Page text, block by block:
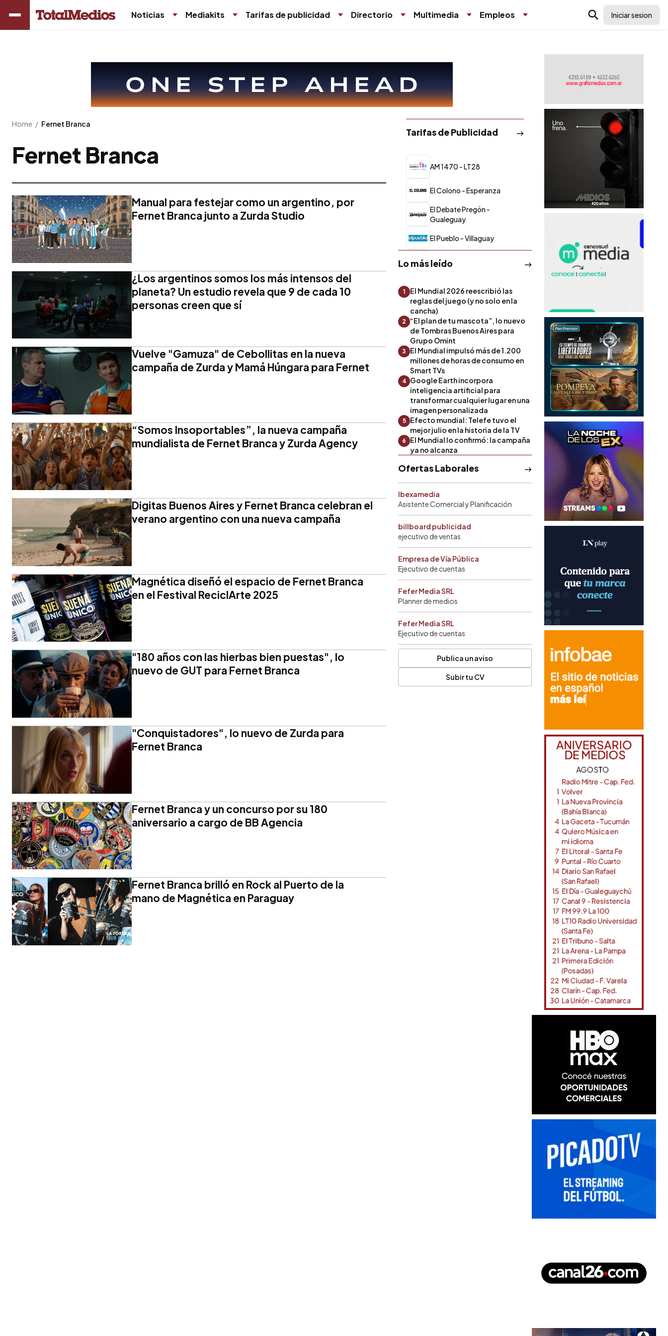
Noticias Mediakits Tarifas de publicidad Directorio Multimedia Empleos Iniciar sesion
Home / Fernet Branca
Fernet Branca
Manual para festejar como un argentino, por
Fernet Branca junto a Zurda Studio
¿Los argentinos somos los más intensos del
planeta? Un estudio revela que 9 de cada 10
personas creen que sí
Vuelve "Gamuza" de Cebollitas en la nueva
campaña de Zurda y Mamá Húngara para Fernet
“Somos Insoportables”, la nueva campaña
mundialista de Fernet Branca y Zurda Agency
Digitas Buenos Aires y Fernet Branca celebran el
verano argentino con una nueva campaña
Magnética diseñó el espacio de Fernet Branca
en el Festival ReciclArte 2025
"180 años con las hierbas bien puestas", lo
nuevo de GUT para Fernet Branca
"Conquistadores", lo nuevo de Zurda para
Fernet Branca
Fernet Branca y un concurso por su 180
aniversario a cargo de BB Agencia
Fernet Branca brilló en Rock al Puerto de la
mano de Magnética en Paraguay
Tarifas de Publicidad
AM 1470 - LT28
El Colono - Esperanza
El Debate Pregón -
Gualeguay
El Pueblo - Villaguay
Lo más leído
1
El Mundial 2026 reescribió las
reglas del juego (y no solo en la
cancha)
2
“El plan de tu mascota”, lo nuevo
de Tombras Buenos Aires para
Grupo Omint
3
El Mundial impulsó más de 1.200
millones de horas de consumo en
Smart TVs
4 Google Earth incorpora
inteligencia artificial para
transformar cualquier lugar en una
imagen personalizada
5
Efecto mundial: Telefe tuvo el
mejor julio en la historia de la TV
6
El Mundial lo confirmó: la campaña
ya no alcanza
Ofertas Laborales
Ibexamedia
Asistente Comercial y Planificación
billboard publicidad
ejecutivo de ventas
Empresa de Vía Pública
Ejecutivo de cuentas
Fefer Media SRL
Planner de medios
Fefer Media SRL
Ejecutivo de cuentas
Publica un aviso
Subir tu CV